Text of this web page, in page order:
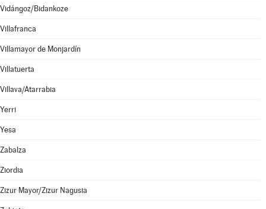
Vidángoz/Bidankoze
Villafranca
Villamayor de Monjardín
Villatuerta
Villava/Atarrabia
Yerri
Yesa
Zabalza
Ziordia
Zizur Mayor/Zizur Nagusia